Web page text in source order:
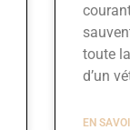
toute
d’un
EN